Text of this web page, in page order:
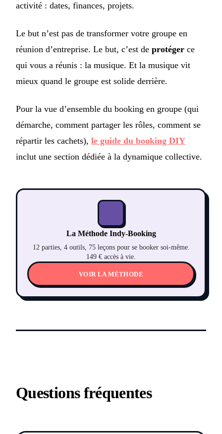
activité : dates, finances, projets.
Le but n’est pas de transformer votre groupe en
réunion d’entreprise. Le but, c’est de protéger ce
qui vous a réunis : la musique. Et la musique vit
mieux quand le groupe est solide derrière.
Pour la vue d’ensemble du booking en groupe (qui
démarche, comment partager les rôles, comment se
répartir les cachets), le guide du booking DIY
inclut une section dédiée à la dynamique collective.
La Méthode Indy-Booking
12 parties, 4 outils, 75 leçons pour se booker soi-même.
149 € accès à vie.
VOIR LA MÉTHODE
Questions fréquentes